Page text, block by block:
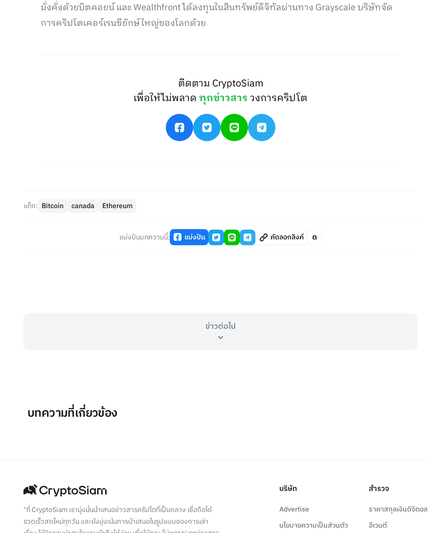
มั่งคั่งด้วยบิตคอยน์ และ Wealthfront ได้ลงทุนในสินทรัพย์ดิจิทัลผ่านทาง Grayscale บริษัทจัด
การคริปโตเคอร์เรนซียักษ์ใหญ่ของโลกด้วย
ติดตาม CryptoSiam
เพื่อให้ไม่พลาดทุกข่าวสารวงการคริปโต
แท็ก: Bitcoin canada Ethereum
แบ่งปันบทความนี้: แบ่งปัน คัดลอกลิงค์
ข่าวต่อไป
บทความที่เกี่ยวข้อง
"ที่ CryptoSiam เรามุ่งมั่นนำเสนอข่าวสารคริปโตที่เป็นกลาง เชื่อถือได้
รวดเร็วสดใหม่ทุกวัน และยังมุ่งเน้นการนำเสนอในรูปแบบของการเล่า
บริษัท
Advertise
นโยบายความเป็นส่วนตัว
สำรวจ
ราคาสกุลเงินดิจิตอล
อีเวนต์